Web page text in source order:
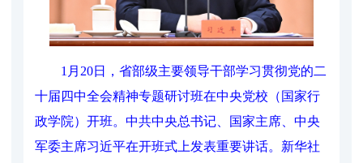
1月20日，省部级主要领导干部学习贯彻党的二
十届四中全会精神专题研讨班在中央党校（国家行
政学院）开班。中共中央总书记、国家主席、中央
军委主席习近平在开班式上发表重要讲话。 新华社